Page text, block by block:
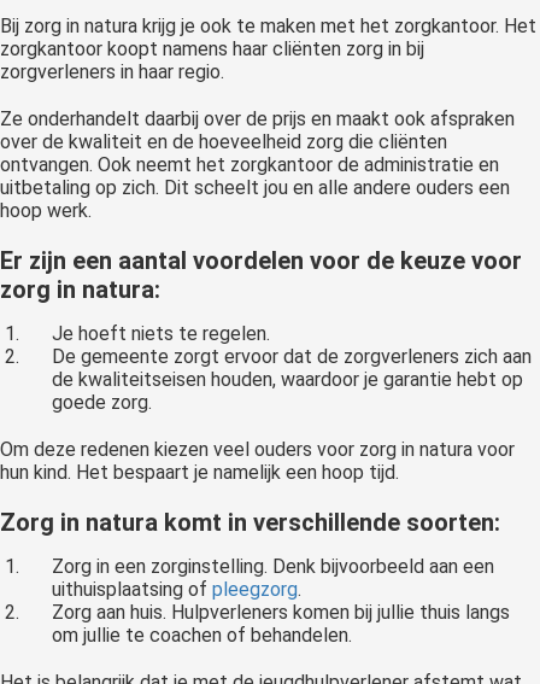
Bij zorg in natura krijg je ook te maken met het zorgkantoor. Het
zorgkantoor koopt namens haar cliënten zorg in bij
zorgverleners in haar regio.
Ze onderhandelt daarbij over de prijs en maakt ook afspraken
over de kwaliteit en de hoeveelheid zorg die cliënten
ontvangen. Ook neemt het zorgkantoor de administratie en
uitbetaling op zich. Dit scheelt jou en alle andere ouders een
hoop werk.
Er zijn een aantal voordelen voor de keuze voor
zorg in natura:
Je hoeft niets te regelen.
De gemeente zorgt ervoor dat de zorgverleners zich aan
de kwaliteitseisen houden, waardoor je garantie hebt op
goede zorg.
Om deze redenen kiezen veel ouders voor zorg in natura voor
hun kind. Het bespaart je namelijk een hoop tijd.
Zorg in natura komt in verschillende soorten:
Zorg in een zorginstelling. Denk bijvoorbeeld aan een
uithuisplaatsing ofpleegzorg.
Zorg aan huis. Hulpverleners komen bij jullie thuis langs
om jullie te coachen of behandelen.